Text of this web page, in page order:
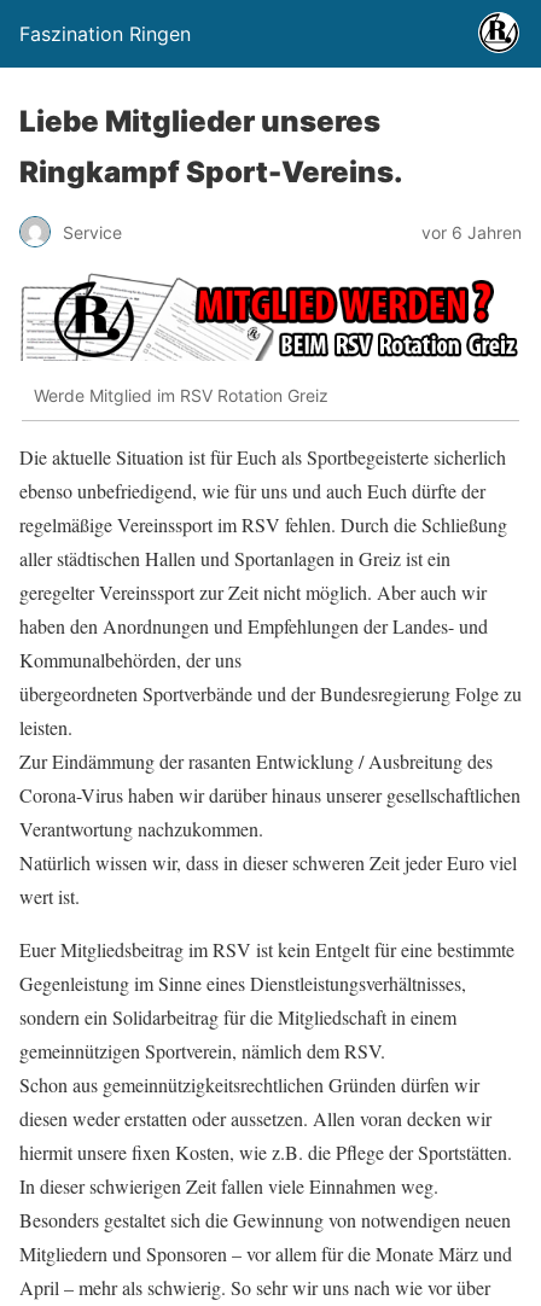
Faszination Ringen
Liebe Mitglieder unseres
Ringkampf Sport-Vereins.
Service vor 6 Jahren
Werde Mitglied im RSV Rotation Greiz
Die aktuelle Situation ist für Euch als Sportbegeisterte sicherlich
ebenso unbefriedigend, wie für uns und auch Euch dürfte der
regelmäßige Vereinssport im RSV fehlen. Durch die Schließung
aller städtischen Hallen und Sportanlagen in Greiz ist ein
geregelter Vereinssport zur Zeit nicht möglich. Aber auch wir
haben den Anordnungen und Empfehlungen der Landes- und
Kommunalbehörden, der uns
übergeordneten Sportverbände und der Bundesregierung Folge zu
leisten.
Zur Eindämmung der rasanten Entwicklung / Ausbreitung des
Corona-Virus haben wir darüber hinaus unserer gesellschaftlichen
Verantwortung nachzukommen.
Natürlich wissen wir, dass in dieser schweren Zeit jeder Euro viel
wert ist.
Euer Mitgliedsbeitrag im RSV ist kein Entgelt für eine bestimmte
Gegenleistung im Sinne eines Dienstleistungsverhältnisses,
sondern ein Solidarbeitrag für die Mitgliedschaft in einem
gemeinnützigen Sportverein, nämlich dem RSV.
Schon aus gemeinnützigkeitsrechtlichen Gründen dürfen wir
diesen weder erstatten oder aussetzen. Allen voran decken wir
hiermit unsere fixen Kosten, wie z.B. die Pflege der Sportstätten.
In dieser schwierigen Zeit fallen viele Einnahmen weg.
Besonders gestaltet sich die Gewinnung von notwendigen neuen
Mitgliedern und Sponsoren – vor allem für die Monate März und
April – mehr als schwierig. So sehr wir uns nach wie vor über